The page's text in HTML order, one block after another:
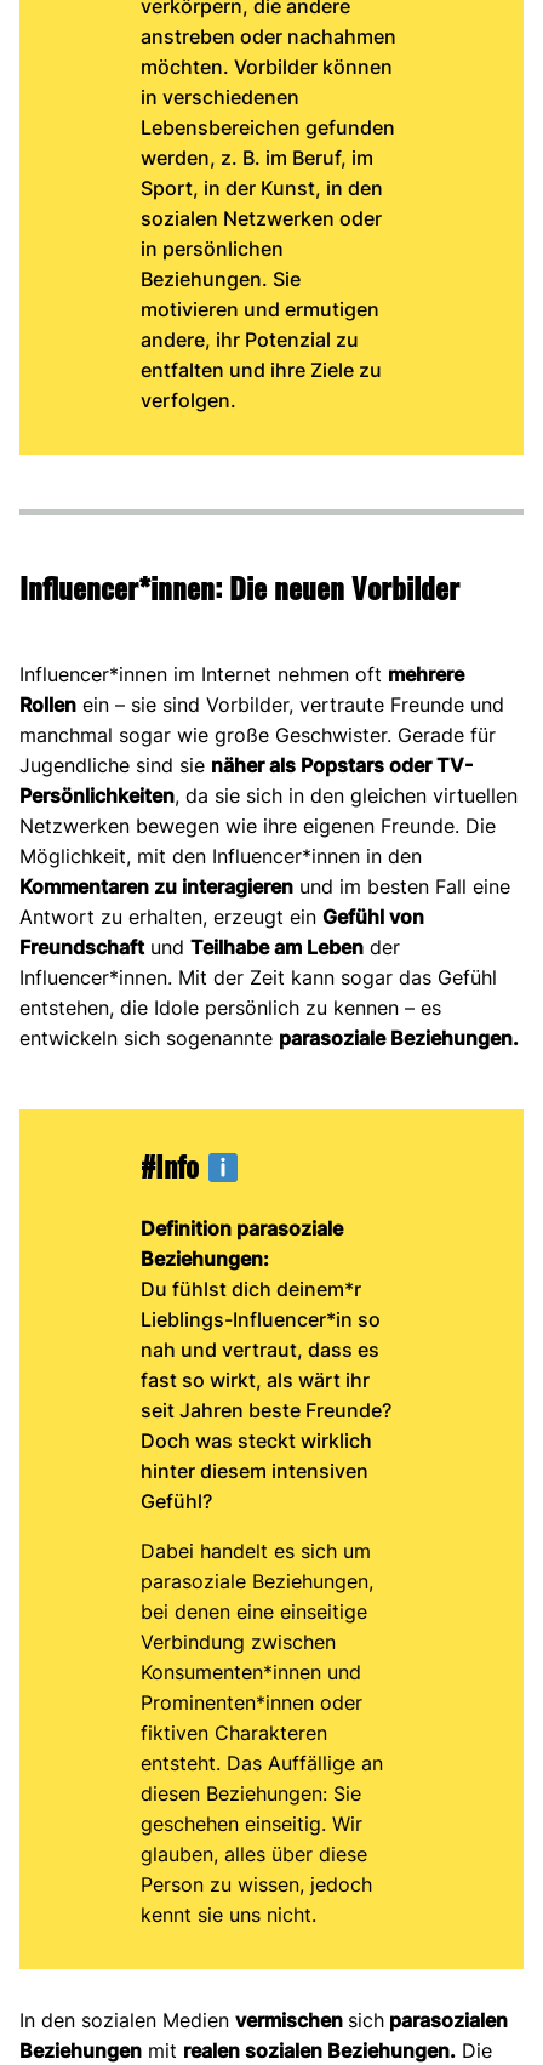
verkörpern, die andere
anstreben oder nachahmen
möchten. Vorbilder können
in verschiedenen
Lebensbereichen gefunden
werden, z. B. im Beruf, im
Sport, in der Kunst, in den
sozialen Netzwerken oder
in persönlichen
Beziehungen. Sie
motivieren und ermutigen
andere, ihr Potenzial zu
entfalten und ihre Ziele zu
verfolgen.
Influencer*innen: Die neuen Vorbilder
Influencer*innen im Internet nehmen oft mehrere
Rollen ein – sie sind Vorbilder, vertraute Freunde und
manchmal sogar wie große Geschwister. Gerade für
Jugendliche sind sie näher als Popstars oder TV-
Persönlichkeiten, da sie sich in den gleichen virtuellen
Netzwerken bewegen wie ihre eigenen Freunde. Die
Möglichkeit, mit den Influencer*innen in den
Kommentaren zu interagieren und im besten Fall eine
Antwort zu erhalten, erzeugt ein Gefühl von
Freundschaftund Teilhabe am Leben der
Influencer*innen. Mit der Zeit kann sogar das Gefühl
entstehen, die Idole persönlich zu kennen – es
entwickeln sich sogenannte parasoziale Beziehungen.
#Info
Definition parasoziale
Beziehungen:
Du fühlst dich deinem*r
Lieblings-Influencer*in so
nah und vertraut, dass es
fast so wirkt, als wärt ihr
seit Jahren beste Freunde?
Doch was steckt wirklich
hinter diesem intensiven
Gefühl?
Dabei handelt es sich um
parasoziale Beziehungen,
bei denen eine einseitige
Verbindung zwischen
Konsumenten*innen und
Prominenten*innen oder
fiktiven Charakteren
entsteht. Das Auffällige an
diesen Beziehungen: Sie
geschehen einseitig. Wir
glauben, alles über diese
Person zu wissen, jedoch
kennt sie uns nicht.
In den sozialen Medien vermischen sich parasozialen
Beziehungen mit realen sozialen Beziehungen. Die